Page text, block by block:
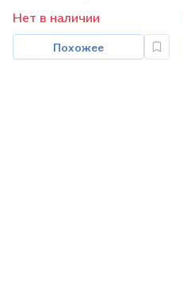
"Окружающий мир. 3
класс. В 2-х частях"
Нет в наличии
Похожее